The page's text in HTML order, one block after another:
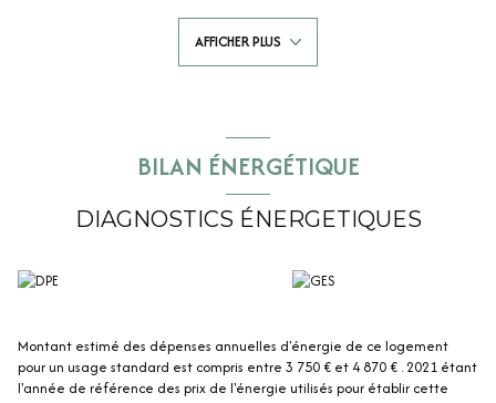
la cour, cuisine aménagée (faïence artisanale Maison Carré) et
cheminée, buanderie-chaufferie et WC avec lave-main. Au premier
étage (sols en tommettes anciennes de Touraine) vous trouverez un
deux chambres, une salle de bains avec douche et des WC séparés. Au
deuxième étage : grande mezzanine et pièce. Notre coup de cœur :
l'architecture romane des deux grands caveaux voûtés communiquants
qui disposent chacun de leur propre accès et d’une alimentation en
électricité. Chauffage central gaz de ville, double vitrage et tout à
AFFICHER PLUS
BILAN ÉNERGÉTIQUE
DIAGNOSTICS ÉNERGETIQUES
Montant estimé des dépenses annuelles d'énergie de ce logement
pour un usage standard est compris entre 3 750 € et 4 870 € . 2021 étant
l'année de référence des prix de l'énergie utilisés pour établir cette